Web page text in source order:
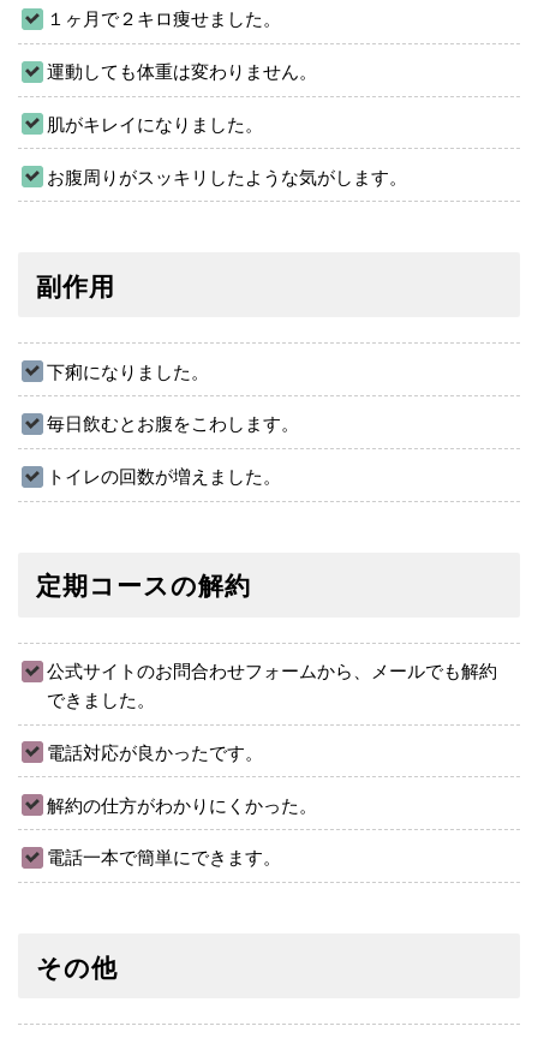
１ヶ月で２キロ痩せました。
運動しても体重は変わりません。
肌がキレイになりました。
お腹周りがスッキリしたような気がします。
副作用
下痢になりました。
毎日飲むとお腹をこわします。
トイレの回数が増えました。
定期コースの解約
公式サイトのお問合わせフォームから、メールでも解約
できました。
電話対応が良かったです。
解約の仕方がわかりにくかった。
電話一本で簡単にできます。
その他